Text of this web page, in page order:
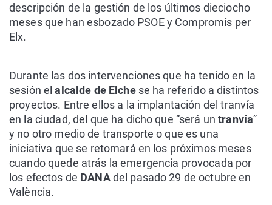
descripción de la gestión de los últimos dieciocho
meses que han esbozado PSOE y Compromís per
Elx.
Durante las dos intervenciones que ha tenido en la
sesión elalcalde de Elchese ha referido a distintos
proyectos. Entre ellos a la implantación del tranvía
en la ciudad, del que ha dicho que “será untranvía”
y no otro medio de transporte o que es una
iniciativa que se retomará en los próximos meses
cuando quede atrás la emergencia provocada por
los efectos de DANAdel pasado 29 de octubre en
València.